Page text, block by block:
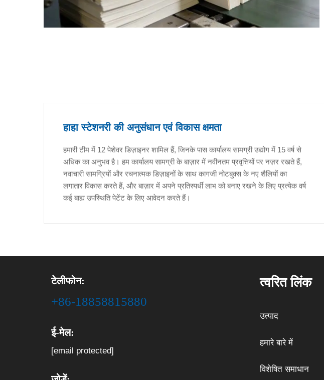
हाहा स्टेशनरी की अनुसंधान एवं विकास क्षमता
हमारी टीम में 12 पेशेवर डिज़ाइनर शामिल हैं, जिनके पास कार्यालय सामग्री उद्योग में 15 वर्ष से
अधिक का अनुभव है। हम कार्यालय सामग्री के बाज़ार में नवीनतम प्रवृत्तियों पर नज़र रखते हैं,
नवाचारी सामग्रियों और रचनात्मक डिज़ाइनों के साथ कागजी नोटबुक्स के नए शैलियों का
लगातार विकास करते हैं, और बाज़ार में अपने प्रतिस्पर्धी लाभ को बनाए रखने के लिए प्रत्येक वर्ष
कई बाह्य उपस्थिति पेटेंट के लिए आवेदन करते हैं।
टेलीफोन:
+86-18858815880
ई-मेल:
[email protected]
त्वरित लिंक
उत्पाद
हमारे बारे में
विशेषित समाधान